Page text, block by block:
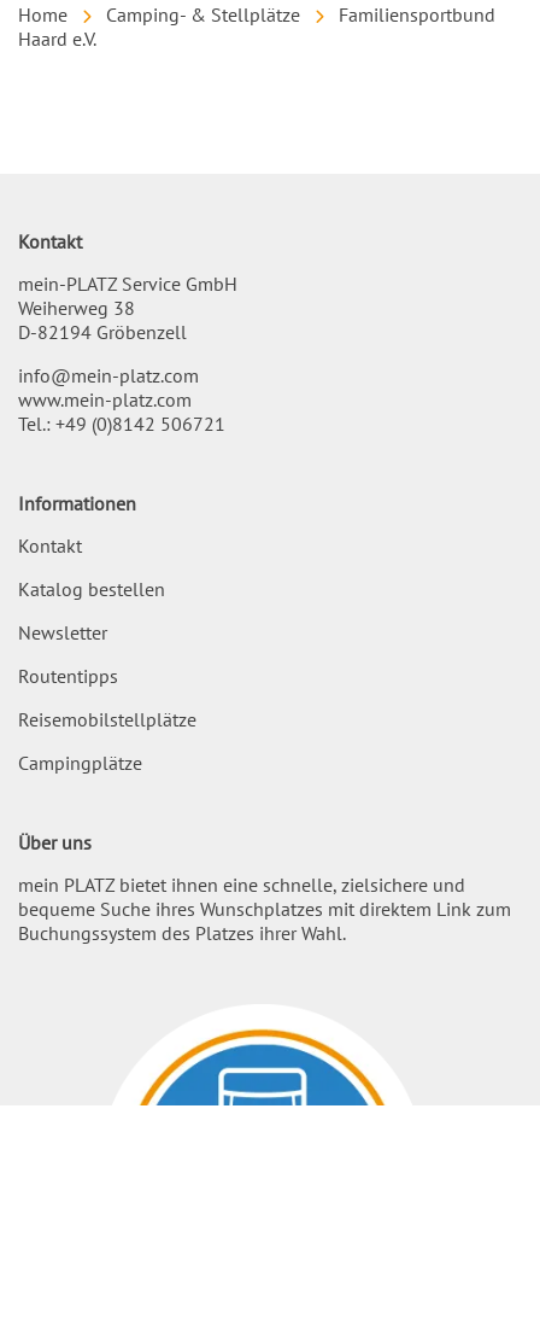
Home Camping- & Stellplätze
Familiensportbund
Haard e.V.
Kontakt
mein-PLATZ Service GmbH
Weiherweg 38
D-82194 Gröbenzell
info@mein-platz.com
www.mein-platz.com
Tel.: +49 (0)8142 506721
Informationen
Kontakt
Katalog bestellen
Newsletter
Routentipps
Reisemobilstellplätze
Campingplätze
Über uns
mein PLATZ bietet ihnen eine schnelle, zielsichere und
bequeme Suche ihres Wunschplatzes mit direktem Link zum
Buchungssystem des Platzes ihrer Wahl.